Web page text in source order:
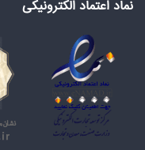
نماد اعتماد الکترونیکی